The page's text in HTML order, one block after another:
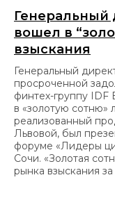
Генеральный
вошел в
взыскания
Генеральный
просроченной
финтех-группу IDF
в «золотую сотню»
реализованный
Львовой, был
форуме «Лидеры
Сочи. «Золотая
рынка взыскания